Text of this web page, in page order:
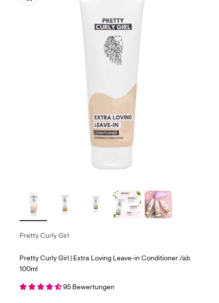
Pretty Curly Girl
Pretty Curly Girl | Extra Loving Leave-in Conditioner /ab
100ml
95 Bewertungen